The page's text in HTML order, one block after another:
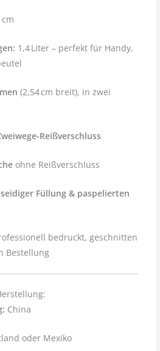
cm
1,4 Liter – perfekt für Handy,
(2,54 cm breit), in zwei
Reißverschluss
ohne Reißverschluss
Füllung & paspelierten
bedruckt, geschnitten
Bestellung
China
oder Mexiko